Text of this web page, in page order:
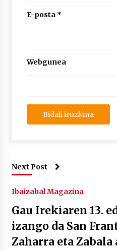
E-posta *
Webgunea
Next Post
Ibaizabal Magazina
Gau Irekiaren 13.
izango da San
Zaharra eta Zabala